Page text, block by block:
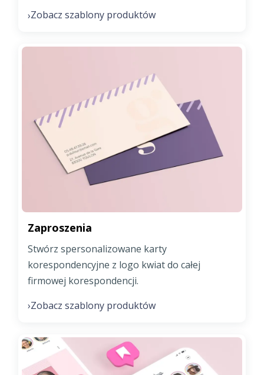
›Zobacz szablony produktów
Zaproszenia
Stwórz spersonalizowane karty
korespondencyjne z logo kwiat do całej
firmowej korespondencji.
›Zobacz szablony produktów